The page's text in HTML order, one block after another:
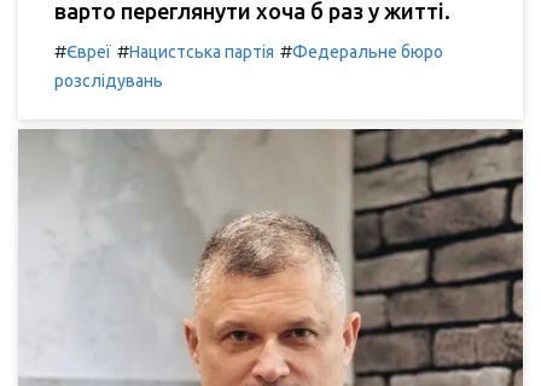
варто переглянути хоча б раз у житті.
#Євреї #Нацистська партія #Федеральне бюро
розслідувань